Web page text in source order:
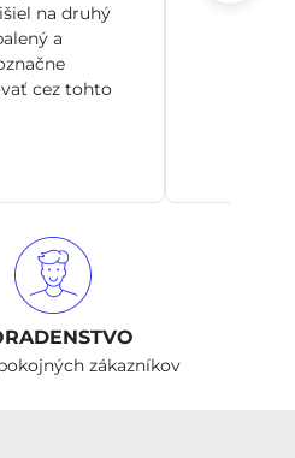
na druhý
a
cez tohto
zákazníkov